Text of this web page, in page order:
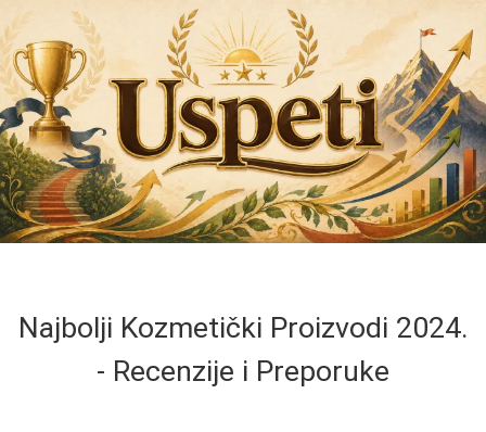
Najbolji Kozmetički Proizvodi 2024.
- Recenzije i Preporuke